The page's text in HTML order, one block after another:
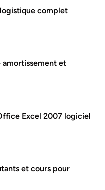
complet
et
Excel 2007 logiciel
et cours pour